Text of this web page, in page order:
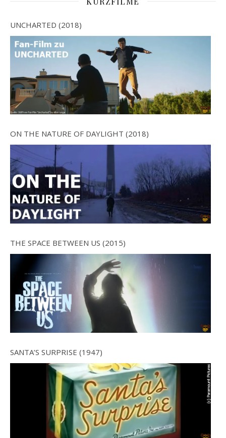
UNCHARTED (2018)
ON THE NATURE OF DAYLIGHT (2018)
THE SPACE BETWEEN US (2015)
SANTA’S SURPRISE (1947)